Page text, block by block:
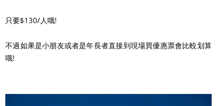
只要$130/人哦!
不過如果是小朋友或者是年長者直接到現場買優惠票會比較划算
哦!